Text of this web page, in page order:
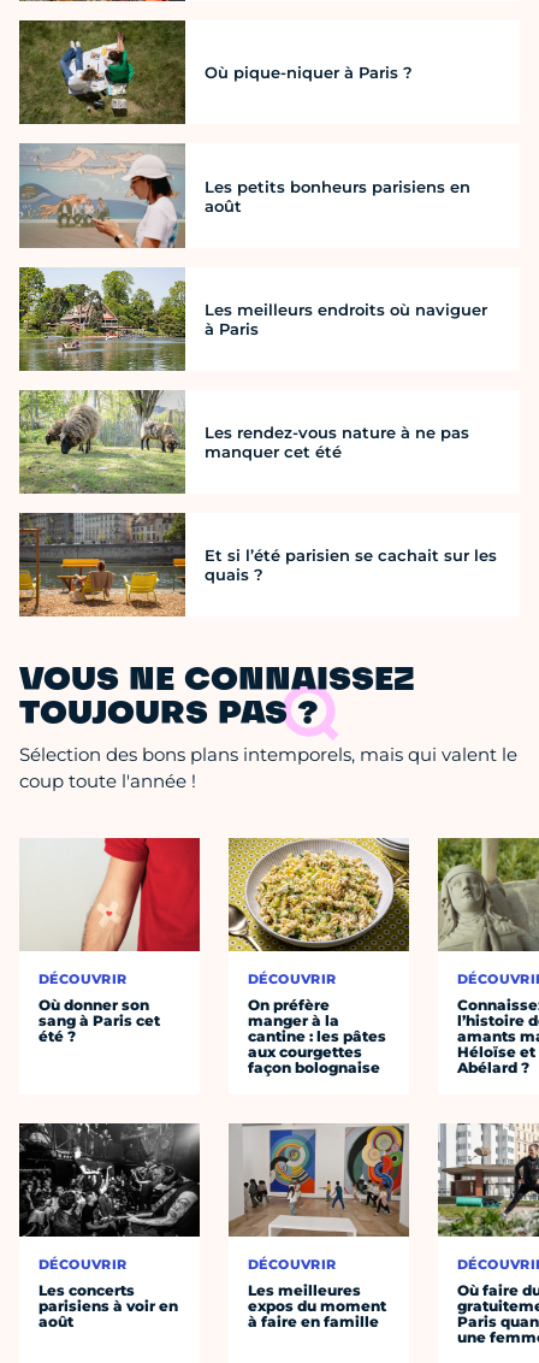
Où pique-niquer à Paris ?
Les petits bonheurs parisiens en
août
Les meilleurs endroits où naviguer
à Paris
Les rendez-vous nature à ne pas
manquer cet été
Et si l’été parisien se cachait sur les
quais ?
VOUS NE CONNAISSEZ
TOUJOURS PAS ?
Sélection des bons plans intemporels, mais qui valent le
coup toute l'année !
DÉCOUVRIR
Où donner son
sang à Paris cet
été ?
DÉCOUVRIR
Les concerts
parisiens à voir en
août
DÉCOUVRIR
On préfère
manger à la
cantine : les pâtes
aux courgettes
façon bolognaise
DÉCOUVRIR
Les meilleures
expos du moment
à faire en famille
l’histoire
amants
Héloïse et
Abélard ?
Où faire
Paris
une